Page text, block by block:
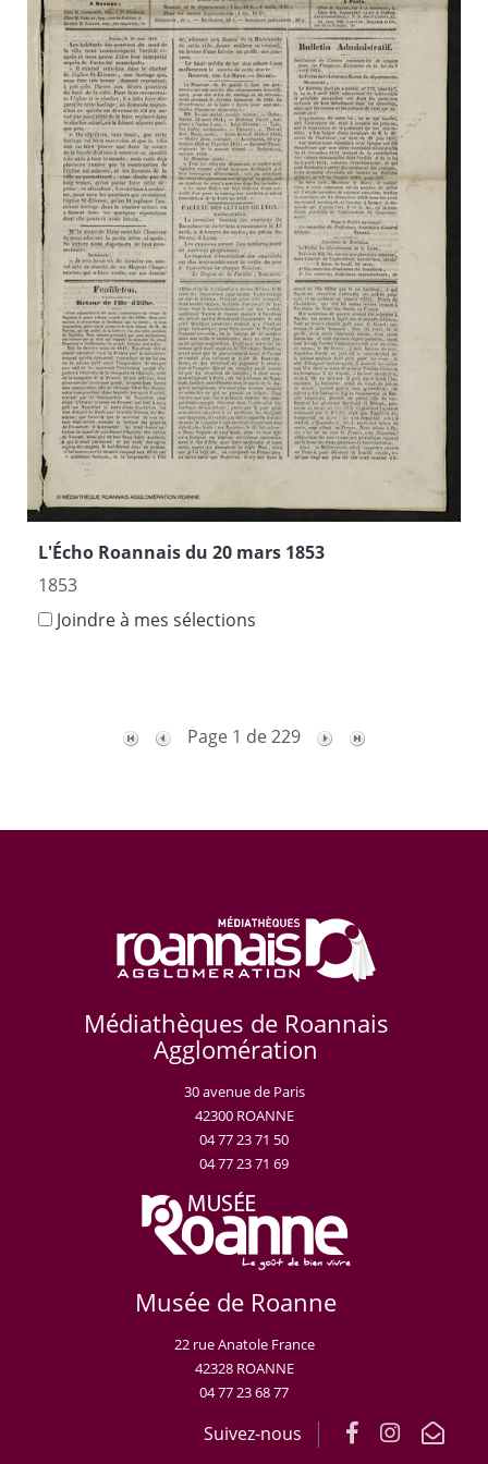
L'Écho Roannais du 20 mars 1853
1853
Joindre à mes sélections
Page 1 de 229
Médiathèques de Roannais
Agglomération
30 avenue de Paris
42300 ROANNE
04 77 23 71 50
04 77 23 71 69
Musée de Roanne
22 rue Anatole France
42328 ROANNE
04 77 23 68 77
Suivez-nous